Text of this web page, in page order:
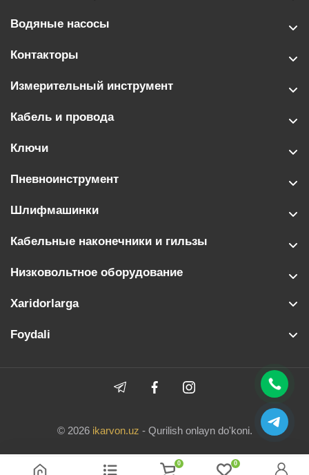
Водяные насосы
Контакторы
Измерительный инструмент
Кабель и провода
Ключи
Пневноинструмент
Шлифмашинки
Кабельные наконечники и гильзы
Низковольтное оборудование
Xaridorlarga
Foydali
© 2026 ikarvon.uz - Qurilish onlayn do'koni.
0 0